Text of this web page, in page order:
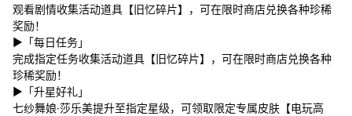
观看剧情收集活动道具【旧忆碎片】，可在限时商店兑换各种珍稀
奖励！
▶「每日任务」
完成指定任务收集活动道具【旧忆碎片】，可在限时商店兑换各种
珍稀奖励！
▶「升星好礼」
七纱舞娘·莎乐美提升至指定星级，可领取限定专属皮肤【电玩高